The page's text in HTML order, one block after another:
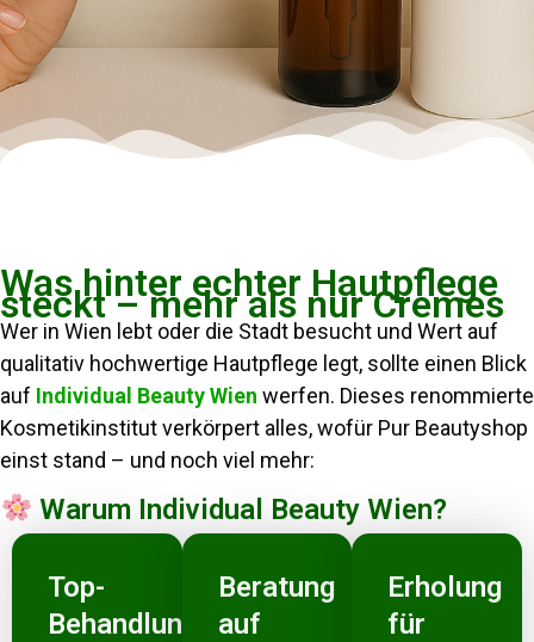
Was hinter echter Hautpflege
steckt – mehr als nur Cremes
Wer in Wien lebt oder die Stadt besucht und Wert auf
qualitativ hochwertige Hautpflege legt, sollte einen Blick
auf Individual Beauty Wien werfen. Dieses renommierte
Kosmetikinstitut verkörpert alles, wofür Pur Beautyshop
einst stand – und noch viel mehr:
Warum Individual Beauty Wien?
Top-
Behandlungen
Beratung
auf
Erholung
für